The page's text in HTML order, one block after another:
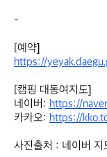
-
https://
[캠핑 대동여지도]
네이버: https://
카카오: https://
사진출처 : 네이버 지